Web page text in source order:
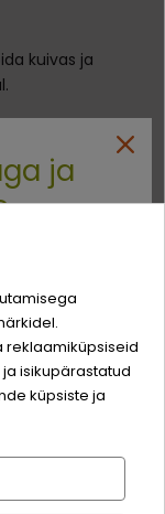
kuivas ja
ja
väärite veel
isikupärastatud
küpsiste ja